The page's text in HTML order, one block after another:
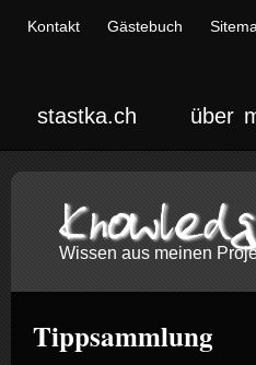
Kontakt Gästebuch
stastka.ch über
Wissen aus meinen
Tippsammlung